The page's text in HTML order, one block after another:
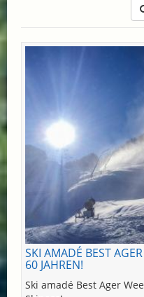
SKI AMADÉ BEST
60 JAHREN!
Ski amadé Best Ager